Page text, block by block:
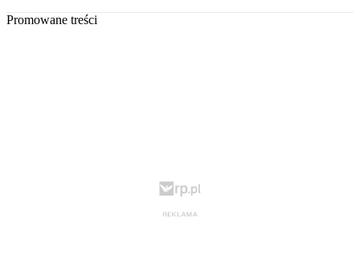
Promowane treści